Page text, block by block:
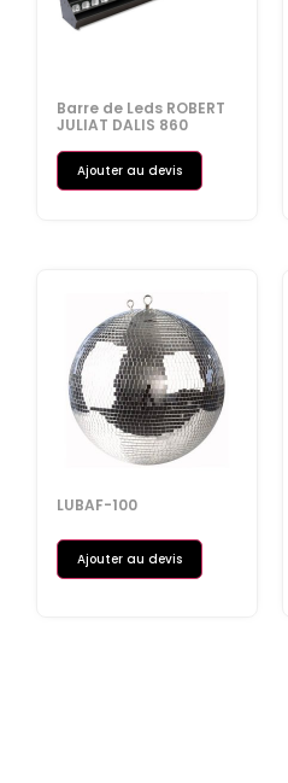
Barre de Leds ROBERT
JULIAT DALIS 860
Ajouter au devis
LUBAF-100
Ajouter au devis